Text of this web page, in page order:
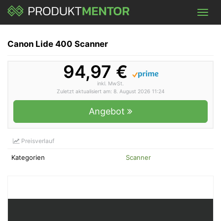
Skip
main
Canon Lide 400 Scanner
94,97 €
inkl. MwSt.
Zuletzt aktualisiert am: 8. August 2026 11:24
Angebot
Preisverlauf
Kategorien Scanner